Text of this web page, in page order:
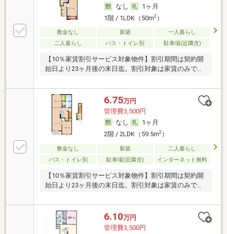
なし
1ヶ月
1階 / 1LDK（50m2）
敷金なし 新築
一人暮らし
二人暮らし
バス・トイレ別 駐車場(近隣含)
【10％家賃割引サービス対象物件】割引期間は契約開
始日より23ヶ月後の末日迄。割引対象は家賃のみで…
6.75万円
管理費3,500円
なし
1ヶ月
2階 / 2LDK（59.5m2）
敷金なし 新築
二人暮らし
バス・トイレ別
駐車場(近隣含) インターネット無料
【10％家賃割引サービス対象物件】割引期間は契約開
始日より23ヶ月後の末日迄。割引対象は家賃のみで…
6.10万円
管理費3,500円